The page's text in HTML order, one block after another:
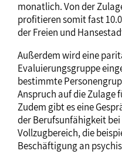
monatlich. Von der
profitieren somit fast
der Freien und
Außerdem wird eine
Evaluierungsgruppe
bestimmte
Anspruch auf die Zulage
Zudem gibt es eine
der Berufsunfähigkeit
Vollzugbereich, die
Beschäftigung an